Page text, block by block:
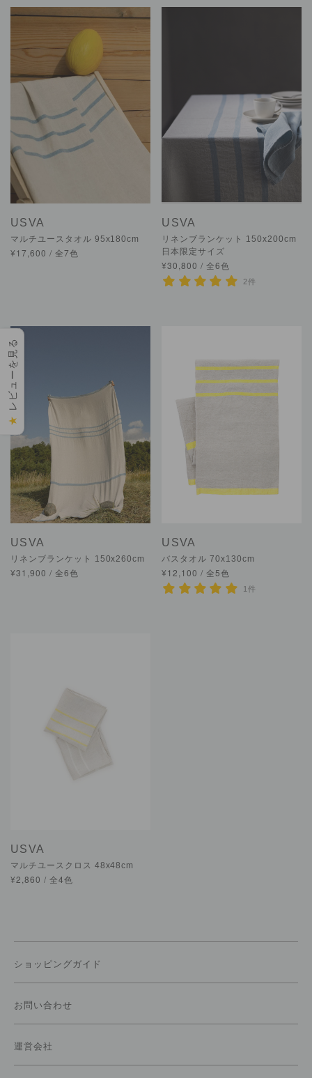
USVA
マルチユースタオル 95x180cm
¥17,600 / 全7色
USVA
リネンブランケット 150x200cm
日本限定サイズ
¥30,800 / 全6色
2件
USVA
リネンブランケット 150x260cm
¥31,900 / 全6色
USVA
バスタオル 70x130cm
¥12,100 / 全5色
1件
USVA
マルチユースクロス 48x48cm
¥2,860 / 全4色
ショッピングガイド
お問い合わせ
運営会社
★
レビューを見る